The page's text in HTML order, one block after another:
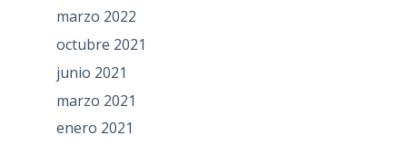
marzo 2022
octubre 2021
junio 2021
marzo 2021
enero 2021